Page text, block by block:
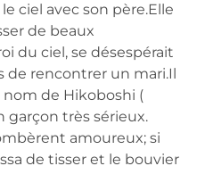
ciel avec son père.Elle
de beaux
du ciel, se désespérait
de rencontrer un mari.Il
de Hikoboshi (
garçon très sérieux.
amoureux; si
de tisser et le bouvier